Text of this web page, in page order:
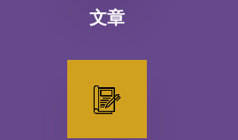
文章